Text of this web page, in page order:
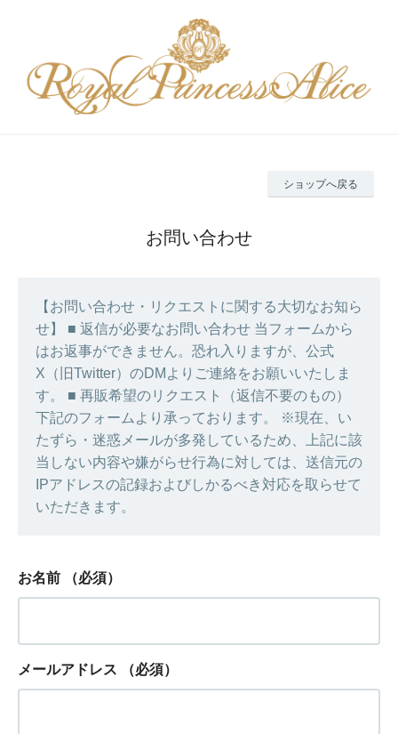
ショップへ戻る
お問い合わせ
【お問い合わせ・リクエストに関する大切なお知ら
せ】 ■ 返信が必要なお問い合わせ 当フォームから
はお返事ができません。恐れ入りますが、公式
X（旧Twitter）のDMよりご連絡をお願いいたしま
す。 ■ 再販希望のリクエスト（返信不要のもの）
下記のフォームより承っております。 ※現在、い
たずら・迷惑メールが多発しているため、上記に該
当しない内容や嫌がらせ行為に対しては、送信元の
IPアドレスの記録およびしかるべき対応を取らせて
いただきます。
お名前 （必須）
メールアドレス （必須）